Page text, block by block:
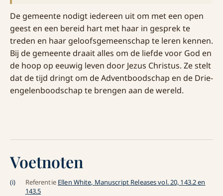
De gemeente nodigt iedereen uit om met een open
geest en een bereid hart met haar in gesprek te
treden en haar geloofsgemeenschap te leren kennen.
Bij de gemeente draait alles om de liefde voor God en
de hoop op eeuwig leven door Jezus Christus. Ze stelt
dat de tijd dringt om de Adventboodschap en de Drie-
engelenboodschap te brengen aan de wereld.
Voetnoten
(i) Referentie Ellen White, Manuscript Releases vol. 20, 143.2 en
143.5